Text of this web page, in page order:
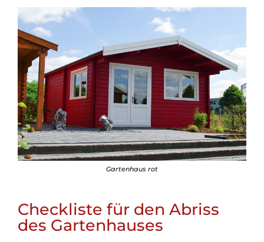
Gartenhaus rot
Checkliste für den Abriss
des Gartenhauses